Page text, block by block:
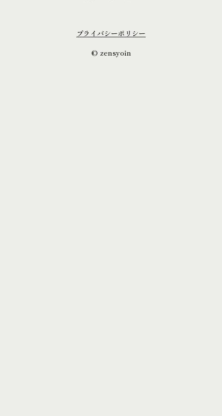
プライバシーポリシー
© zensyoin